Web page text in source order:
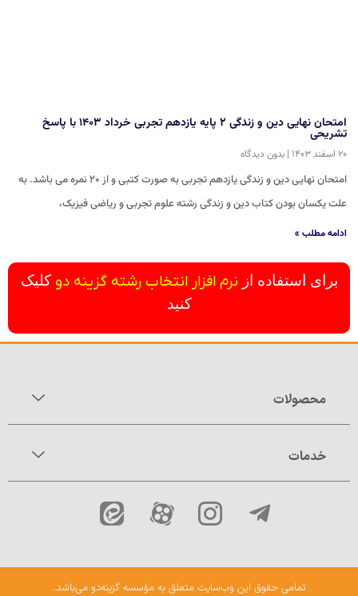
امتحان نهایی دین و زندگی ۲ پایه یازدهم تجربی خرداد ۱۴۰۳ با پاسخ
تشریحی
۲۰ اسفند ۱۴۰۳ بدون دیدگاه
امتحان نهایی دین و زندگی یازدهم تجربی به صورت کتبی و از ۲۰ نمره می باشد. به
علت یکسان بودن کتاب دین و زندگی رشته علوم تجربی و ریاضی فیزیک،
ادامه مطلب »
برای استفاده از نرم افزار انتخاب رشته گزینه دو کلیک
کنید
محصولات
خدمات
تمامی حقوق این وب‌سایت متعلق به مؤسسه گزینه‌دو می‌باشد.